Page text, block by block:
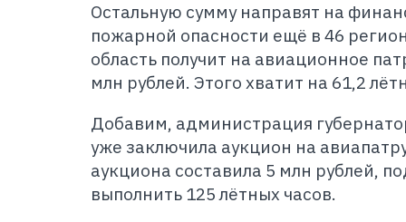
Остальную сумму направят на
пожарной опасности ещё в 46
область получит на авиационное
млн рублей. Этого хватит на 61,2
Добавим, администрация
уже заключила аукцион на
аукциона составила 5 млн рублей,
выполнить 125 лётных часов.